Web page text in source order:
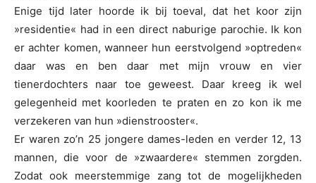
Enige tijd later hoorde ik bij toeval, dat het koor zijn
»residentie« had in een direct naburige parochie. Ik kon
er achter komen, wanneer hun eerstvolgend »optreden«
daar was en ben daar met mijn vrouw en vier
tienerdochters naar toe geweest. Daar kreeg ik wel
gelegenheid met koorleden te praten en zo kon ik me
verzekeren van hun »dienstrooster«.
Er waren zo’n 25 jongere dames-leden en verder 12, 13
mannen, die voor de »zwaardere« stemmen zorgden.
Zodat ook meerstemmige zang tot de mogelijkheden